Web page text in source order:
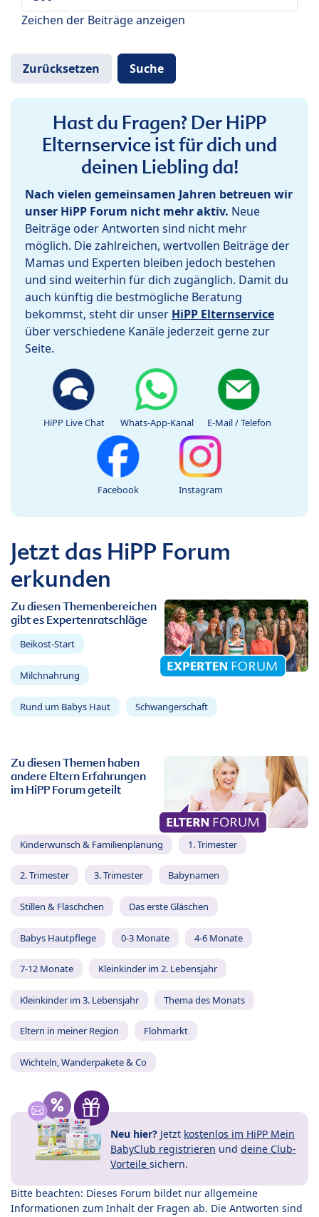
Zeichen der Beiträge anzeigen
Hast du Fragen? Der HiPP
Elternservice ist für dich und
deinen Liebling da!
Nach vielen gemeinsamen Jahren betreuen wir
unser HiPP Forum nicht mehr aktiv. Neue
Beiträge oder Antworten sind nicht mehr
möglich. Die zahlreichen, wertvollen Beiträge der
Mamas und Experten bleiben jedoch bestehen
und sind weiterhin für dich zugänglich. Damit du
auch künftig die bestmögliche Beratung
bekommst, steht dir unser HiPP Elternservice
über verschiedene Kanäle jederzeit gerne zur
Seite.
HiPP Live Chat Whats-App-Kanal E-Mail / Telefon
Facebook Instagram
Jetzt das HiPP Forum
erkunden
Zu diesen Themenbereichen
gibt es Expertenratschläge
Beikost-Start
Milchnahrung
Rund um Babys Haut Schwangerschaft
Zu diesen Themen haben
andere Eltern Erfahrungen
im HiPP Forum geteilt
Kinderwunsch & Familienplanung 1. Trimester
2. Trimester 3. Trimester Babynamen
Stillen & Fläschchen Das erste Gläschen
Babys Hautpflege 0-3 Monate 4-6 Monate
7-12 Monate Kleinkinder im 2. Lebensjahr
Kleinkinder im 3. Lebensjahr Thema des Monats
Eltern in meiner Region Flohmarkt
Wichteln, Wanderpakete & Co
Neu hier? Jetzt kostenlos im HiPP Mein
BabyClub registrieren und deine Club-
Vorteile sichern.
Bitte beachten: Dieses Forum bildet nur allgemeine
Informationen zum Inhalt der Fragen ab. Die Antworten sind